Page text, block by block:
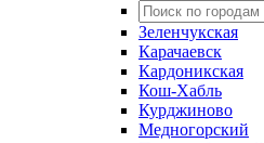
Зеленчукская
Карачаевск
Кардоникская
Кош-Хабль
Курджиново
Медногорский